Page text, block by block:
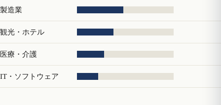
製造業
観光・ホテル
医療・介護
IT・ソフトウェア